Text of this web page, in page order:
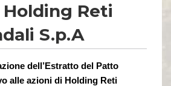
Reti
S.p.A
dell’Estratto del Patto
alle azioni di Holding Reti